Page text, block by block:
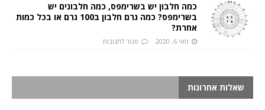
כמה חלבון יש בשרימפס, כמה חלבונים יש
בשרימפס? כמה גרם חלבון ב100 גרם או בכל כמות
אחרת?
מאי 6, 2020 סגור לתגובות
שאלות אחרונות